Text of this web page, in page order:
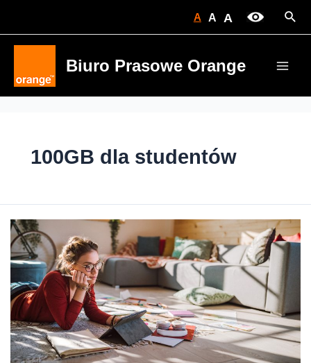
A A A
Biuro Prasowe Orange
100GB dla studentów